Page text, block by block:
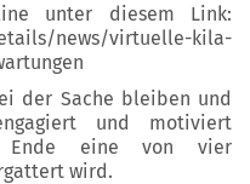
unter diesem Link:
news/virtuelle-kila-
der Sache bleiben und
und motiviert
Ende eine von vier
wird.